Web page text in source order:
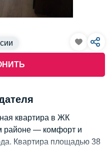
квартира в ЖК
районе — комфорт и
Квартира площадью 38